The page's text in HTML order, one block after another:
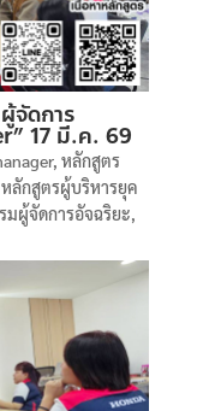
จัดการ
17 มี.ค. 69
, หลักสูตร
หลักสูตรผู้บริหารยุค
มผู้จัดการอัจฉริยะ,